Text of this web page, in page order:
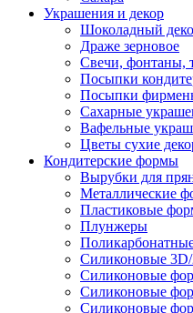
Украшения и декор
Шоколадный
Драже зерновое
Свечи, фонтаны,
Посыпки
Посыпки
Сахарные
Вафельные
Цветы сухие
Кондитерские формы
Вырубки для
Металлические
Пластиковые
Плунжеры
Силиконовые
Силиконовые
Силиконовые
Силиконовые